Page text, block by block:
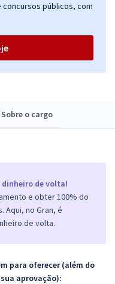
Sobre o cargo
de volta!
e obter 100% do
Aqui, no Gran, é
de volta.
para oferecer (além do
aprovação):
públicos, com